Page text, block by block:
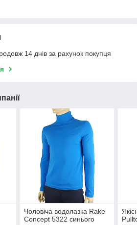
14 днів за рахунок покупця
Чоловіча водолазка Rake
Concept 5322 синього